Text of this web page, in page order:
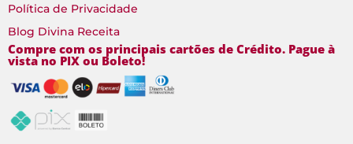
Política de Privacidade
Blog Divina Receita
Compre com os principais cartões de Crédito. Pague à
vista no PIX ou Boleto!